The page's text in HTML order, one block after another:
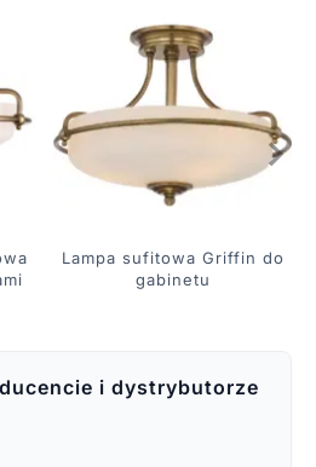
Lampa sufitowa Griffin do
gabinetu
i dystrybutorze